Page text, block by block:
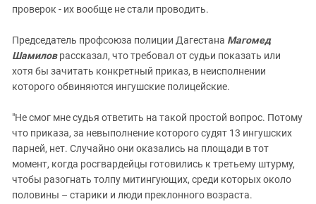
проверок - их вообще не стали проводить.
Председатель профсоюза полиции Дагестана Магомед
Шамиловрассказал, что требовал от судьи показать или
хотя бы зачитать конкретный приказ, в неисполнении
которого обвиняются ингушские полицейские.
"Не смог мне судья ответить на такой простой вопрос. Потому
что приказа, за невыполнение которого судят 13 ингушских
парней, нет. Случайно они оказались на площади в тот
момент, когда росгвардейцы готовились к третьему штурму,
чтобы разогнать толпу митингующих, среди которых около
половины – старики и люди преклонного возраста.